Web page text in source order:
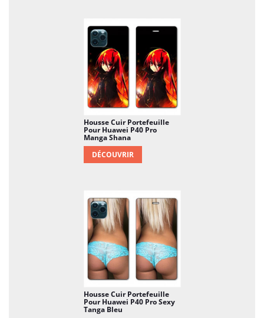
toutes les vertus.
Housse Cuir Portefeuille
Pour Huawei P40 Pro
Manga Shana
DÉCOUVRIR
Housse Cuir Portefeuille
Pour Huawei P40 Pro Sexy
Tanga Bleu